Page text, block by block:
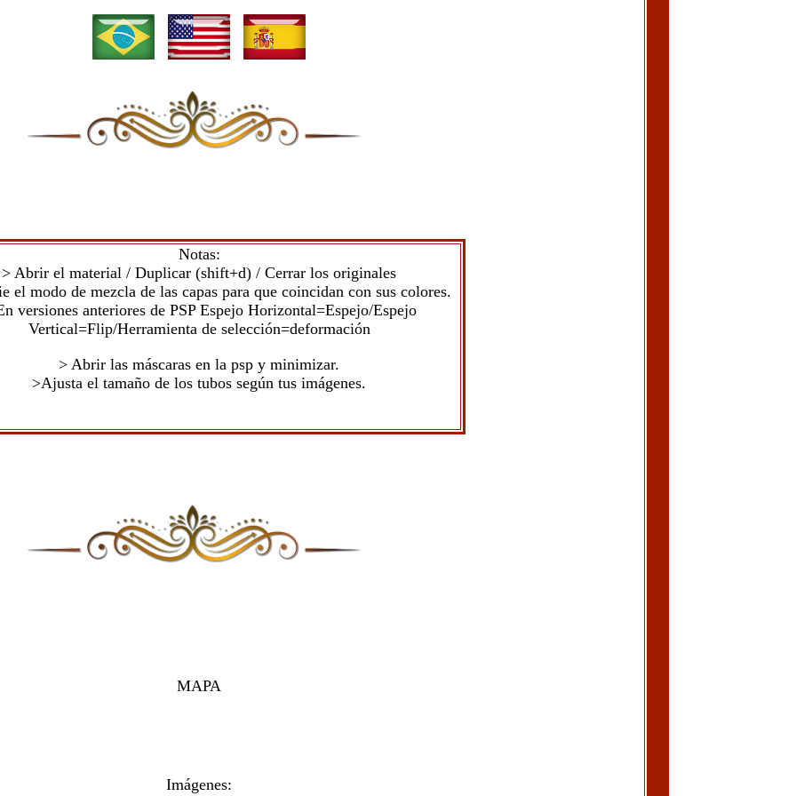
Notas:
> Abrir el material / Duplicar (shift+d) / Cerrar los originales
el modo de mezcla de las capas para que coincidan con sus colores.
versiones anteriores de PSP Espejo Horizontal=Espejo/Espejo
Vertical=Flip/Herramienta de selección=deformación
> Abrir las máscaras en la psp y minimizar.
>Ajusta el tamaño de los tubos según tus imágenes.
MAPA
Imágenes: